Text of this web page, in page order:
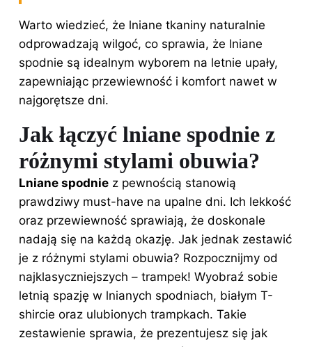
Warto wiedzieć, że lniane tkaniny naturalnie
odprowadzają wilgoć, co sprawia, że lniane
spodnie są idealnym wyborem na letnie upały,
zapewniając przewiewność i komfort nawet w
najgorętsze dni.
Jak łączyć lniane spodnie z
różnymi stylami obuwia?
Lniane spodnie z pewnością stanowią
prawdziwy must-have na upalne dni. Ich lekkość
oraz przewiewność sprawiają, że doskonale
nadają się na każdą okazję. Jak jednak zestawić
je z różnymi stylami obuwia? Rozpocznijmy od
najklasyczniejszych – trampek! Wyobraź sobie
letnią spazję w lnianych spodniach, białym T-
shircie oraz ulubionych trampkach. Takie
zestawienie sprawia, że prezentujesz się jak